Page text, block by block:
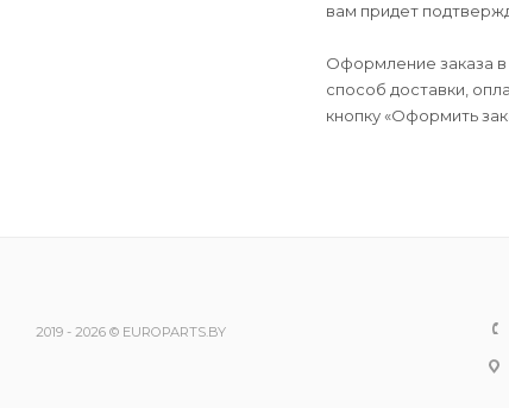
вам придет
Оформление заказа
способ доставки,
кнопку «Оформить
2019 - 2026 © EUROPARTS.BY